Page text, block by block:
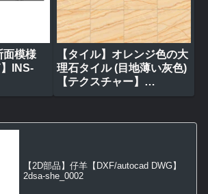
面模様
INS-
【タイル】オレンジ色の大
理石タイル (目地薄い灰色)
【テクスチャー】
tile_0314
【2D部品】仔羊【DXF/autocad DWG】
2dsa-she_0002